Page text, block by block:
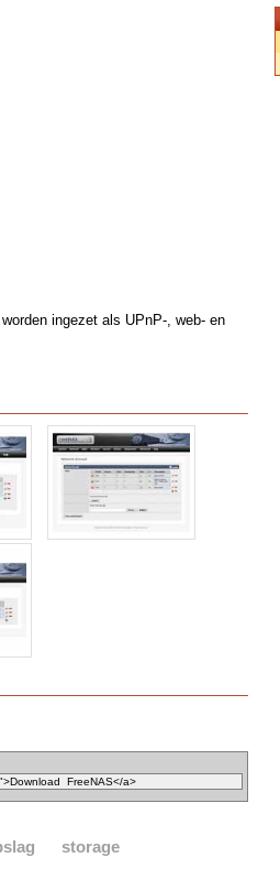
ingezet als UPnP-, web- en
storage